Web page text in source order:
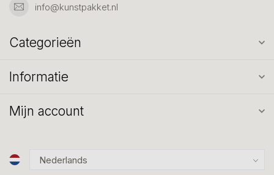
info@kunstpakket.nl
Categorieën
Informatie
Mijn account